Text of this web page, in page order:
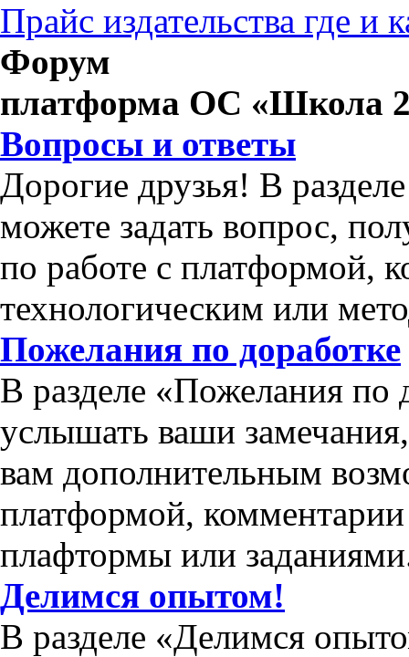
Прайс издательства где и
Форум
платформа ОС «Школа
Вопросы и ответы
Дорогие друзья! В
можете задать вопрос,
по работе с платформой,
технологическим или
Пожелания по доработке
В разделе «Пожелания по
услышать ваши
вам дополнительным
платформой,
плафтормы или
Делимся опытом!
В разделе «Делимся